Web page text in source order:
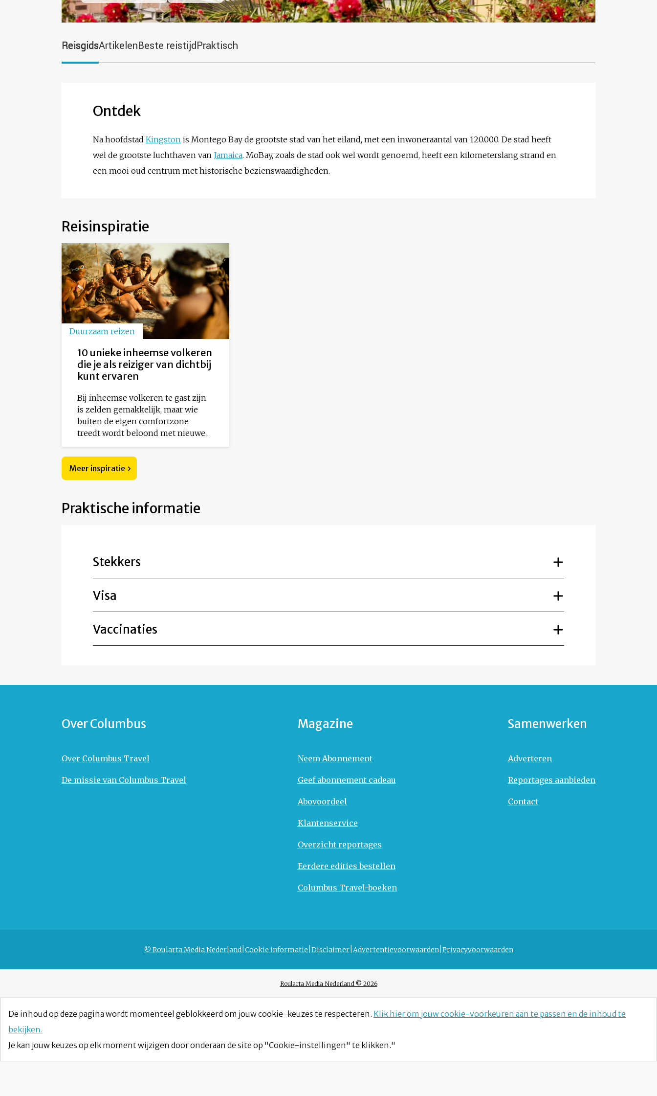
ReisgidsArtikelenBeste reistijdPraktisch
Ontdek
Na hoofdstad Kingston is Montego Bay de grootste stad van het eiland, met een inwoneraantal van 120.000. De stad heeft
wel de grootste luchthaven van Jamaica. MoBay, zoals de stad ook wel wordt genoemd, heeft een kilometerslang strand en
een mooi oud centrum met historische bezienswaardigheden.
Reisinspiratie
Duurzaam reizen
10 unieke inheemse volkeren
die je als reiziger van dichtbij
kunt ervaren
Bij inheemse volkeren te gast zijn
is zelden gemakkelijk, maar wie
buiten de eigen comfortzone
treedt wordt beloond met nieuwe...
Meer inspiratie
Praktische informatie
Stekkers
Visa
Vaccinaties
Over Columbus
Over Columbus Travel
De missie van Columbus Travel
Magazine
Neem Abonnement
Geef abonnement cadeau
Abovoordeel
Klantenservice
Overzicht reportages
Eerdere edities bestellen
Columbus Travel-boeken
Samenwerken
Adverteren
Reportages aanbieden
Contact
© Roularta Media Nederland Cookie informatie Disclaimer Advertentievoorwaarden Privacyvoorwaarden
Roularta Media Nederland © 2026
De inhoud op deze pagina wordt momenteel geblokkeerd om jouw cookie-keuzes te respecteren. Klik hier om jouw cookie-voorkeuren aan te passen en de inhoud te
bekijken.
Je kan jouw keuzes op elk moment wijzigen door onderaan de site op "Cookie-instellingen" te klikken."